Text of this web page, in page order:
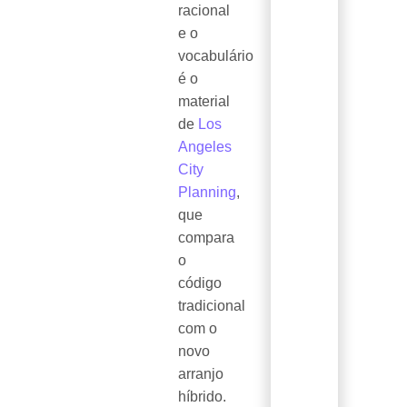
racional
e o
vocabulário
é o
material
de Los
Angeles
City
Planning,
que
compara
o
código
tradicional
com o
novo
arranjo
híbrido.